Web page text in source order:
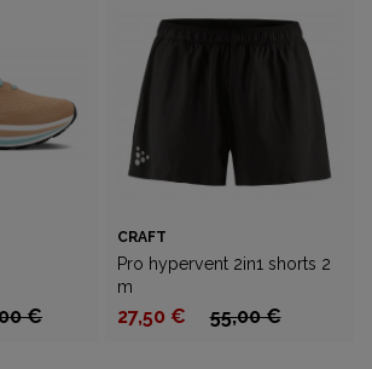
€
CRAFT
Pro hypervent 2in1 shorts 2
m
27,50 € 55,00 €